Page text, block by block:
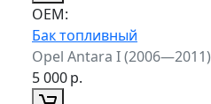
ОЕМ:
Бак топливный
Opel Antara I (2006—2011)
5 000р.